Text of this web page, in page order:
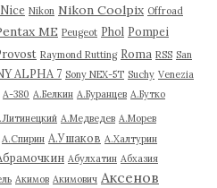
Nice Nikon Nikon Coolpix Offroad
ME Peugeot Phol Pompei
Raymond Rutting Roma RSS San
ALPHA 7 Sony NEX-5T Suchy Venezia
А-380 А.Белкин А.Буранцев А.Бутко
А.Медведев А.Морев
А.Спирин А.Ушаков А.Халтурин
Абулхатин Абхазия
Акимов Акимович Аксенов